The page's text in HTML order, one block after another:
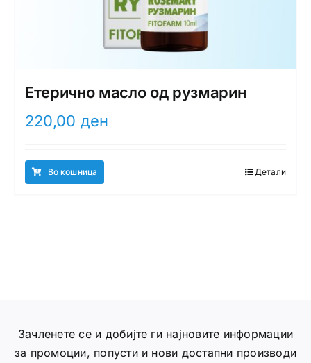
Етерично масло од рузмарин
220,00 ден
Во кошница Детали
Зачленете се и добијте ги најновите информации
за промоции, попусти и нови достапни производи